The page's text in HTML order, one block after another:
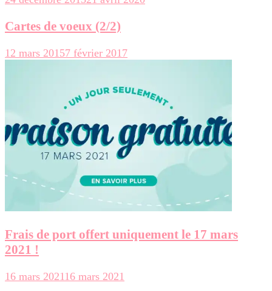
Cartes de voeux (2/2)
12 mars 20157 février 2017
Frais de port offert uniquement le 17 mars
2021 !
16 mars 202116 mars 2021